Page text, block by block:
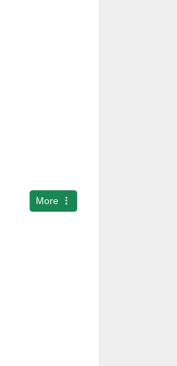
More